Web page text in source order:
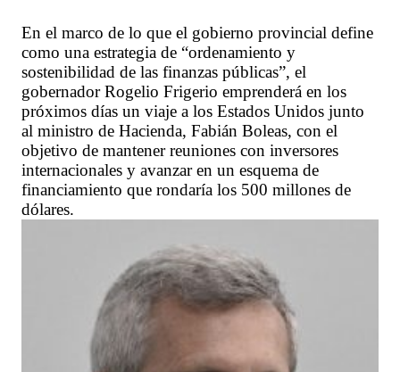
En el marco de lo que el gobierno provincial define
como una estrategia de “ordenamiento y
sostenibilidad de las finanzas públicas”, el
gobernador Rogelio Frigerio emprenderá en los
próximos días un viaje a los Estados Unidos junto
al ministro de Hacienda, Fabián Boleas, con el
objetivo de mantener reuniones con inversores
internacionales y avanzar en un esquema de
financiamiento que rondaría los 500 millones de
dólares.